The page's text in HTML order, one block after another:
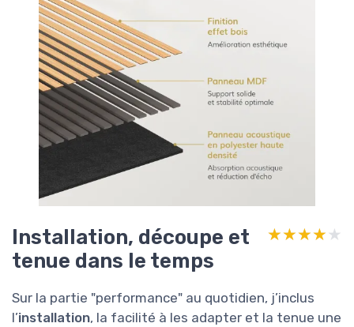
Installation, découpe et
tenue dans le temps
★★★★★
★★★★★
Sur la partie "performance" au quotidien, j’inclus
l’installation, la facilité à les adapter et la tenue une